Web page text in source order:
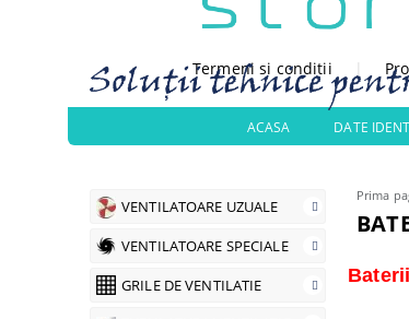
Termeni si conditii
ACASA DATE
VENTILATOARE UZUALE
VENTILATOARE SPECIALE
GRILE DE VENTILATIE
Prima